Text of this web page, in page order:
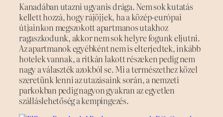
Kanadában utazni ugyanis drága. Nem sok kutatás
kellett hozzá, hogy rájöjjek, ha a közép-európai
útjainkon megszokott apartmanos utakhoz
ragaszkodunk, akkor nem sok helyre fogunk eljutni.
Az apartmanok egyébként nem is elterjedtek, inkább
hotelek vannak, a ritkán lakott részeken pedig nem
nagy a választék azokból se. Mi a természethez közel
szeretünk lenni az utazásaink során, a nemzeti
parkokban pedig nagyon gyakran az egyetlen
szálláslehetőség a kempingezés.